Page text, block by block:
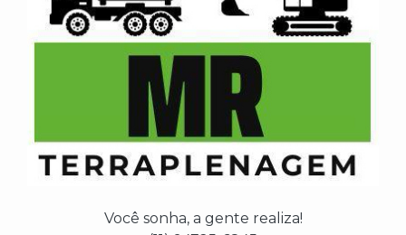
Você sonha, a gente realiza!